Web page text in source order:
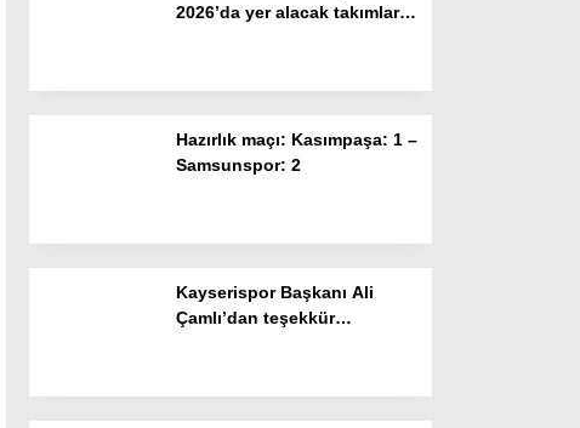
2026’da yer alacak takımlar
Hazırlık maçı: Kasımpaşa: 1 –
Samsunspor: 2
Kayserispor Başkanı Ali
Çamlı’dan teşekkür